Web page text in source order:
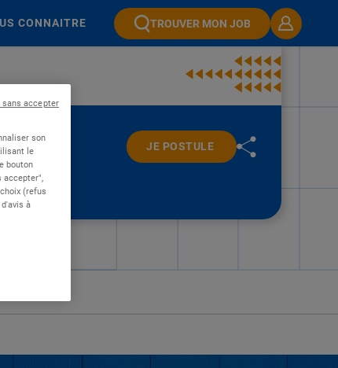
CONNAITRE TROUVER MON JOB
JE POSTULE
son
le
bouton
accepter",
(refus
à
sans accepter